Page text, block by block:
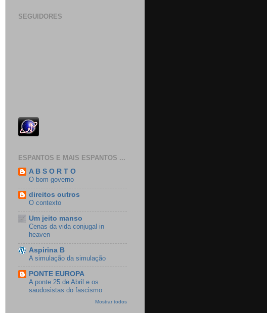
SEGUIDORES
ESPANTOS E MAIS ESPANTOS ...
A B S O R T O
O bom governo
direitos outros
O contexto
Um jeito manso
Cenas da vida conjugal in
heaven
Aspirina B
A simulação da simulação
PONTE EUROPA
A ponte 25 de Abril e os
saudosistas do fascismo
Mostrar todos